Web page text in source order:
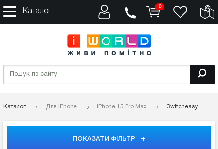
Каталог
0
Каталог Для iPhone iPhone 15 Pro Max Switcheasy
ПОКАЗАТИ ФІЛЬТР